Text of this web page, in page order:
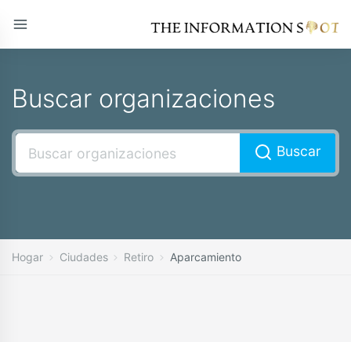
Buscar organizaciones
Buscar
Hogar Ciudades Retiro Aparcamiento